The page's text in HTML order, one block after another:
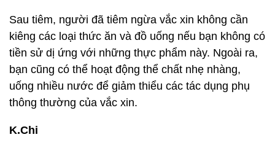
Sau tiêm, người đã tiêm ngừa vắc xin không cần
kiêng các loại thức ăn và đồ uống nếu bạn không có
tiền sử dị ứng với những thực phẩm này. Ngoài ra,
bạn cũng có thể hoạt động thể chất nhẹ nhàng,
uống nhiều nước để giảm thiểu các tác dụng phụ
thông thường của vắc xin.
K.Chi